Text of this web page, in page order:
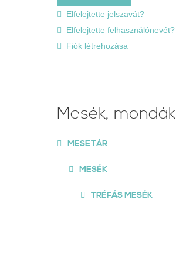
Elfelejtette jelszavát?
Elfelejtette felhasználónevét?
Fiók létrehozása
Mesék, mondák
MESETÁR
MESÉK
TRÉFÁS MESÉK